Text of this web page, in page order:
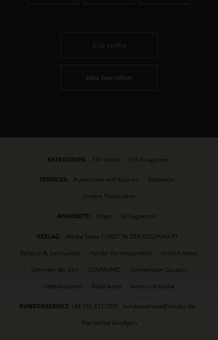
Abo bestellen
KATEGORIEN: CIG online CIG Ausgaben
SERVICES: Autorinnen und Autoren
Redaktion
Unsere Philosophie
ANGEBOTE: Blogs Schlagwörter
VERLAG:
Media Sales CHRIST IN DER GEGENWART
Religion & Spiritualität
Herder Korrespondenz
einfach leben
Stimmen der Zeit
COMMUNIO
Gemeinsam Glauben
Lebensspuren
Bibel lesen kunst und kirche
KUNDENSERVICE +49 761 2717200
kundenservice@herder.de
Abo online kündigen